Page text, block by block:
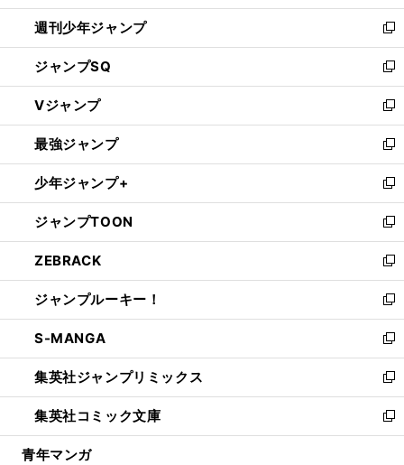
開
く
週刊少年ジャンプ
新
し
い
ウ
ィ
ン
ド
ウ
で
開
く
ジャンプSQ
新
し
い
ウ
ィ
ン
ド
ウ
で
開
く
Vジャンプ
新
し
い
ウ
ィ
ン
ド
ウ
で
開
く
最強ジャンプ
新
し
い
ウ
ィ
ン
ド
ウ
で
開
く
少年ジャンプ+
新
し
い
ウ
ィ
ン
ド
ウ
で
開
く
ジャンプTOON
新
し
い
ウ
ィ
ン
ド
ウ
で
開
く
ZEBRACK
新
し
い
ウ
ィ
ン
ド
ウ
で
開
ジャンプルーキー！
新
し
い
ウ
ィ
ン
ド
ウ
S-MANGA
新
し
い
ウ
ィ
ン
集英社ジャンプリミックス
新
し
い
ウ
集英社コミック文庫
新
し
青年マンガ